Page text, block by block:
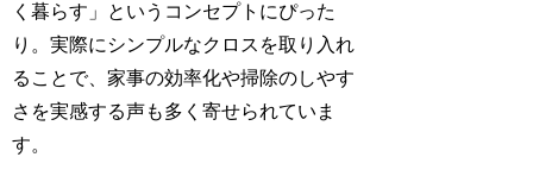
く暮らす」というコンセプトにぴった
り。実際にシンプルなクロスを取り入れ
ることで、家事の効率化や掃除のしやす
さを実感する声も多く寄せられていま
す。